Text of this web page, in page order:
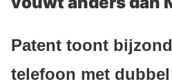
Patent toont
telefoon met